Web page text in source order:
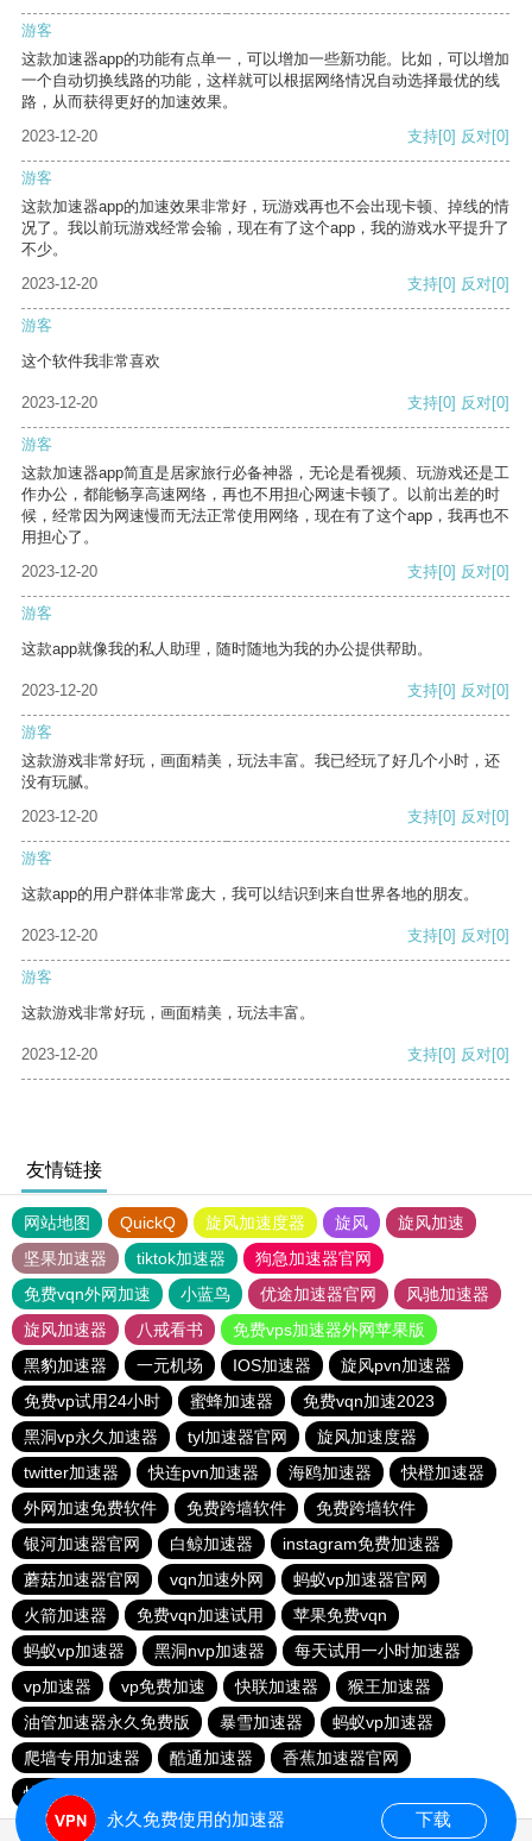
游客
这款加速器app的功能有点单一，可以增加一些新功能。比如，可以增加
一个自动切换线路的功能，这样就可以根据网络情况自动选择最优的线
路，从而获得更好的加速效果。
2023-12-20
支持[0] 反对[0]
游客
这款加速器app的加速效果非常好，玩游戏再也不会出现卡顿、掉线的情
况了。我以前玩游戏经常会输，现在有了这个app，我的游戏水平提升了
不少。
2023-12-20
支持[0] 反对[0]
游客
这个软件我非常喜欢
2023-12-20 支持[0] 反对[0]
游客
这款加速器app简直是居家旅行必备神器，无论是看视频、玩游戏还是工
作办公，都能畅享高速网络，再也不用担心网速卡顿了。以前出差的时
候，经常因为网速慢而无法正常使用网络，现在有了这个app，我再也不
用担心了。
2023-12-20
支持[0] 反对[0]
游客
这款app就像我的私人助理，随时随地为我的办公提供帮助。
2023-12-20 支持[0] 反对[0]
游客
这款游戏非常好玩，画面精美，玩法丰富。我已经玩了好几个小时，还
没有玩腻。
2023-12-20
支持[0] 反对[0]
游客
这款app的用户群体非常庞大，我可以结识到来自世界各地的朋友。
2023-12-20 支持[0] 反对[0]
游客
这款游戏非常好玩，画面精美，玩法丰富。
2023-12-20 支持[0] 反对[0]
友情链接
网站地图 QuickQ 旋风加速度器 旋风
旋风加速
坚果加速器
tiktok加速器
狗急加速器官网
免费vqn外网加速
小蓝鸟 优途加速器官网
风驰加速器
旋风加速器
八戒看书
免费vps加速器外网苹果版
黑豹加速器
一元机场 IOS加速器
旋风pvn加速器
免费vp试用24小时
蜜蜂加速器
免费vqn加速2023
黑洞vp永久加速器
tyl加速器官网
旋风加速度器
twitter加速器
快连pvn加速器 海鸥加速器
快橙加速器
外网加速免费软件
免费跨墙软件
免费跨墙软件
银河加速器官网
白鲸加速器
instagram免费加速器
蘑菇加速器官网
vqn加速外网
蚂蚁vp加速器官网
火箭加速器
免费vqn加速试用
苹果免费vqn
蚂蚁vp加速器
黑洞nvp加速器
每天试用一小时加速器
vp加速器
vp免费加速 快联加速器
猴王加速器
油管加速器永久免费版
暴雪加速器
蚂蚁vp加速器
爬墙专用加速器
酷通加速器
香蕉加速器官网
快连vn破解版
永久免费使用的加速器 下载